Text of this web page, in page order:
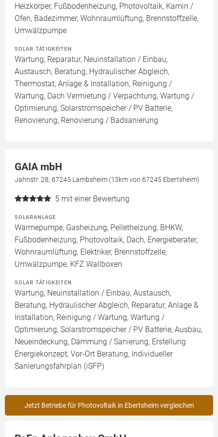
Heizkörper, Fußbodenheizung, Photovoltaik, Kamin /
Ofen, Badezimmer, Wohnraumlüftung, Brennstoffzelle,
Umwälzpumpe
SOLAR TÄTIGKEITEN
Wartung, Reparatur, Neuinstallation / Einbau,
Austausch, Beratung, Hydraulischer Abgleich,
Thermostat, Anlage & Installation, Reinigung /
Wartung, Dach Vermietung / Verpachtung, Wartung /
Optimierung, Solarstromspeicher / PV Batterie,
Renovierung, Renovierung / Badsanierung
GAIA mbH
Jahnstr. 28, 67245 Lambsheim (13km von 67245 Ebertsheim)
5 mit einer Bewertung
SOLARANLAGE
Wärmepumpe, Gasheizung, Pelletheizung, BHKW,
Fußbodenheizung, Photovoltaik, Dach, Energieberater,
Wohnraumlüftung, Elektriker, Brennstoffzelle,
Umwälzpumpe, KFZ Wallboxen
SOLAR TÄTIGKEITEN
Wartung, Neuinstallation / Einbau, Austausch,
Beratung, Hydraulischer Abgleich, Reparatur, Anlage &
Installation, Reinigung / Wartung, Wartung /
Optimierung, Solarstromspeicher / PV Batterie, Ausbau,
Neueindeckung, Dämmung / Sanierung, Erstellung
Energiekonzept, Vor-Ort Beratung, Individueller
Sanierungsfahrplan (iSFP)
Jetzt Betriebe für Photovoltaik in Ebertsheim vergleichen